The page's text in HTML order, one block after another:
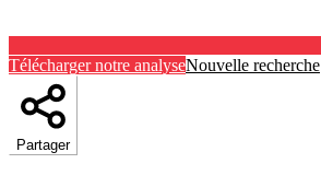
Télécharger notre analyseNouvelle recherche
Partager